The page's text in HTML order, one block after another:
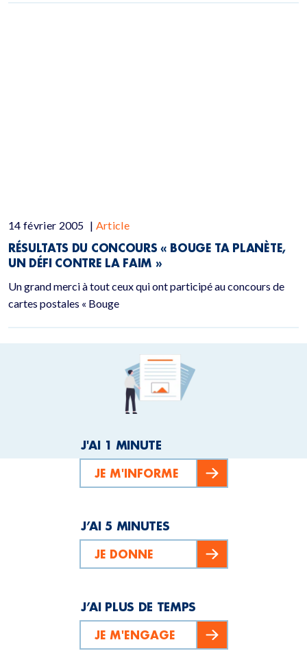
14 février 2005 | Article
RÉSULTATS DU CONCOURS « BOUGE TA PLANÈTE,
UN DÉFI CONTRE LA FAIM »
Un grand merci à tout ceux qui ont participé au concours de
cartes postales « Bouge
J'AI 1 MINUTE
JE M'INFORME
J’AI 5 MINUTES
JE DONNE
J’AI PLUS DE TEMPS
JE M'ENGAGE